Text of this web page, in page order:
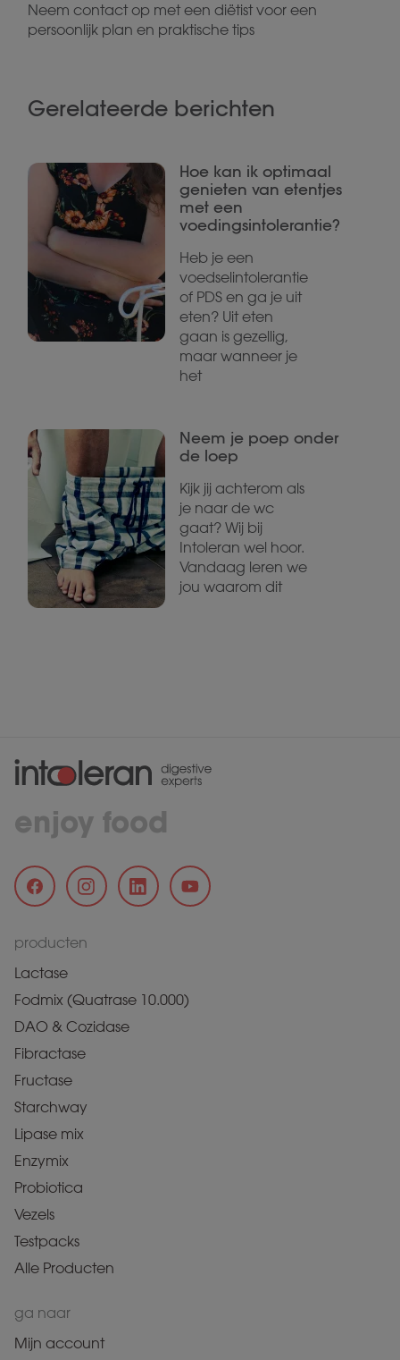
Neem contact op met een diëtist voor een
persoonlijk plan en praktische tips
Gerelateerde berichten
Hoe kan ik optimaal
genieten van etentjes
met een
voedingsintolerantie?
Heb je een
voedselintolerantie
of PDS en ga je uit
eten? Uit eten
gaan is gezellig,
maar wanneer je
het
Neem je poep onder
de loep
Kijk jij achterom als
je naar de wc
gaat? Wij bij
Intoleran wel hoor.
Vandaag leren we
jou waarom dit
enjoy food
producten
Lactase
Fodmix (Quatrase 10.000)
DAO & Cozidase
Fibractase
Fructase
Starchway
Lipase mix
Enzymix
Probiotica
Vezels
Testpacks
Alle Producten
ga naar
Mijn account